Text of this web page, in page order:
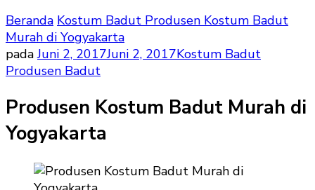
Beranda Kostum Badut Produsen Kostum Badut
Murah di Yogyakarta
padaJuni 2, 2017Juni 2, 2017Kostum Badut
Produsen Badut
Produsen Kostum Badut Murah di
Yogyakarta